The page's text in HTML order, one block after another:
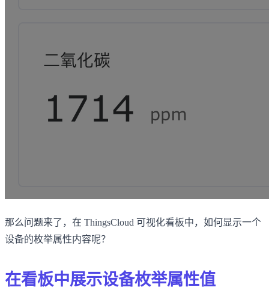
那么问题来了，在 ThingsCloud 可视化看板中，如何显示一个
设备的枚举属性内容呢？
在看板中展示设备枚举属性值